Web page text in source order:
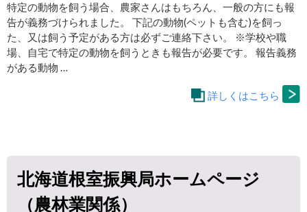
特定の動物を飼う場合、農家さんはもちろん、一般の方にも報
告が義務づけられました。 下記の動物(ペットも含む)を飼っ
た、又は飼う予定がある方は必ずご連絡下さい。 ※学校や職
場、自宅で特定の動物を飼うときも報告が必要です。 報告義務
がある動物 …
詳しくはこちら
北海道根室振興局ホームページ
（農林業関係）